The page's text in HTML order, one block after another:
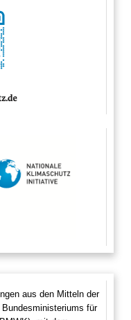
aus den Mitteln der
für